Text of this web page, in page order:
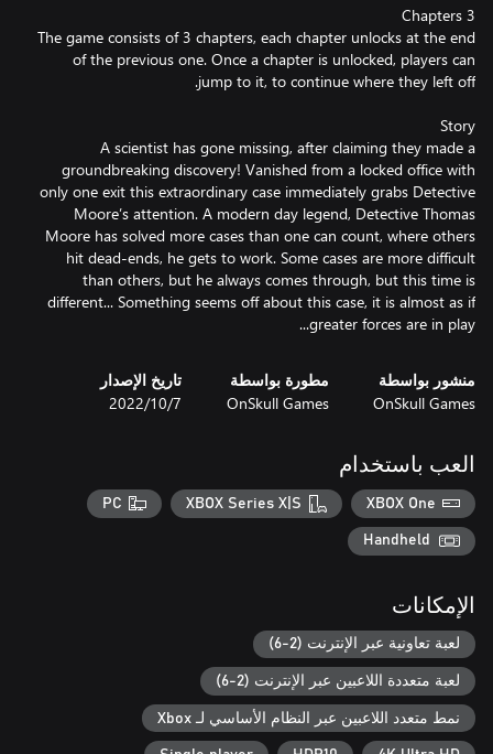
The game consists of 3 chapters, each chapter unlocks at the end
of the previous one. Once a chapter is unlocked, players can
A scientist has gone missing, after claiming they made a
groundbreaking discovery! Vanished from a locked office with
only one exit this extraordinary case immediately grabs Detective
Moore’s attention. A modern day legend, Detective Thomas
Moore has solved more cases than one can count, where others
hit dead-ends, he gets to work. Some cases are more difficult
than others, but he always comes through, but this time is
different... Something seems off about this case, it is almost as if
greater forces are in play...
منشور بواسطة
OnSkull Games
مطورة بواسطة
OnSkull Games
تاريخ الإصدار
7‏/10‏/2022
العب باستخدام
XBOX One
XBOX Series X|S
PC
Handheld
الإمكانات
لعبة تعاونية عبر الإنترنت (2-6)
لعبة متعددة اللاعبين عبر الإنترنت (2-6)
نمط متعدد اللاعبين عبر النظام الأساسي لـ Xbox